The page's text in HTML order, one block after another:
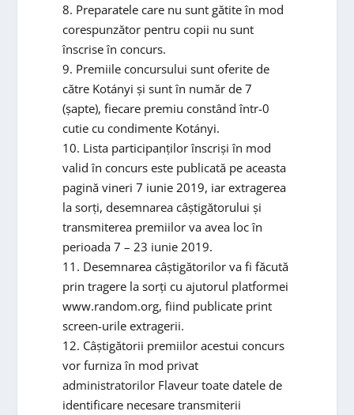
8. Preparatele care nu sunt gătite în mod
corespunzător pentru copii nu sunt
înscrise în concurs.
9. Premiile concursului sunt oferite de
către Kotányi și sunt în număr de 7
(șapte), fiecare premiu constând într-0
cutie cu condimente Kotányi.
10. Lista participanților înscriși în mod
valid în concurs este publicată pe aceasta
pagină vineri 7 iunie 2019, iar extragerea
la sorți, desemnarea câștigătorului și
transmiterea premiilor va avea loc în
perioada 7 – 23 iunie 2019.
11. Desemnarea câștigătorilor va fi făcută
prin tragere la sorți cu ajutorul platformei
www.random.org, fiind publicate print
screen-urile extragerii.
12. Câștigătorii premiilor acestui concurs
vor furniza în mod privat
administratorilor Flaveur toate datele de
identificare necesare transmiterii